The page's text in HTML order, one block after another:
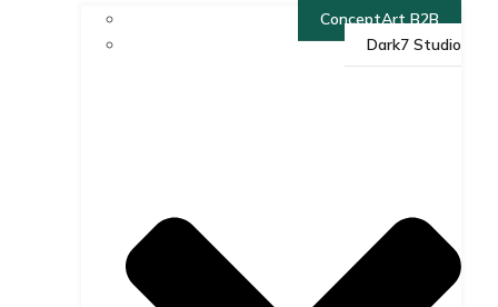
ConceptArt B2B
Dark7 Studio